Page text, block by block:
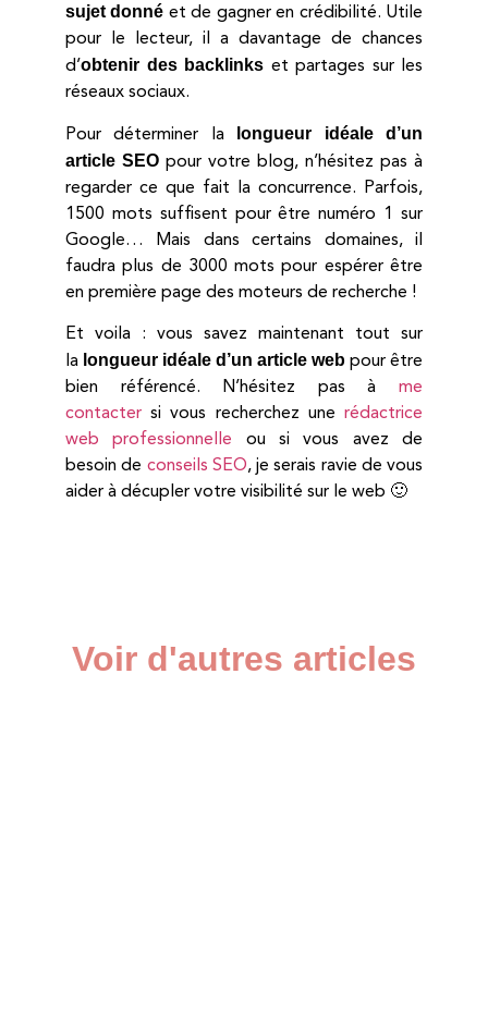
sujet donné et de gagner en crédibilité. Utile
pour le lecteur, il a davantage de chances
d’obtenir des backlinks et partages sur les
réseaux sociaux.
Pour déterminer la
longueur idéale d’un
article SEO pour votre blog, n’hésitez pas à
regarder ce que fait la concurrence. Parfois,
1500 mots suffisent pour être numéro 1 sur
Google… Mais dans certains domaines, il
faudra plus de 3000 mots pour espérer être
en première page des moteurs de recherche !
Et voila : vous savez maintenant tout sur
la longueur idéale d’un article web pour être
bien référencé. N’hésitez pas à me
contacter si vous recherchez une rédactrice
web professionnelle ou si vous avez de
besoin de conseils SEO, je serais ravie de vous
aider à décupler votre visibilité sur le web 🙂
Voir d'autres articles